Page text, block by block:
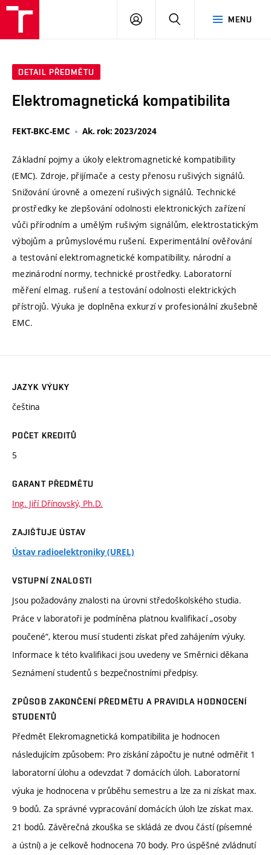
MENU
PŘIHLÁSIT
DETAIL PŘEDMĚTU
Elektromagnetická kompatibilita
FEKT-BKC-EMC Ak. rok: 2023/2024
Základní pojmy a úkoly elektromagnetické kompatibility
(EMC). Zdroje, přijímače a cesty přenosu rušivých signálů.
Snižování úrovně a omezení rušivých signálů. Technické
prostředky ke zlepšování odolnosti elektronických zařízení
vůči přírodním a umělým rušivým signálům, elektrostatickým
výbojům a průmyslovému rušení. Experimentální ověřování
a testování elektromagnetické kompatibility, národní a
mezinárodní normy, technické prostředky. Laboratorní
měření elmag. rušení a testování odolnosti elektrických
přístrojů. Výuka je doplněna exkurzí v profesionální zkušebně
EMC.
JAZYK VÝUKY
čeština
POČET KREDITŮ
5
GARANT PŘEDMĚTU
Ing. Jiří Dřínovský, Ph.D.
ZAJIŠŤUJE ÚSTAV
Ústav radioelektroniky (UREL)
VSTUPNÍ ZNALOSTI
Jsou požadovány znalosti na úrovni středoškolského studia.
Práce v laboratoři je podmíněna platnou kvalifikací „osoby
poučené“, kterou musí studenti získat před zahájením výuky.
Informace k této kvalifikaci jsou uvedeny ve Směrnici děkana
Seznámení studentů s bezpečnostními předpisy.
ZPŮSOB ZAKONČENÍ PŘEDMĚTU A PRAVIDLA HODNOCENÍ
STUDENTŮ
Předmět Elekromagnetická kompatibilita je hodnocen
následujícím způsobem: Pro získání zápočtu je nutné odměřit 1
laboratorní úlohu a odevzdat 7 domácích úloh. Laboratorní
výuka je hodnocena v průběhu semestru a lze za ni získat max.
9 bodů. Za správné vypracování domácích úloh lze získat max.
21 bodů. Závěrečná zkouška se skládá ze dvou částí (písemné
a ústní) a je celkově hodnocena 70 body. Pro úspěšné zvládnutí